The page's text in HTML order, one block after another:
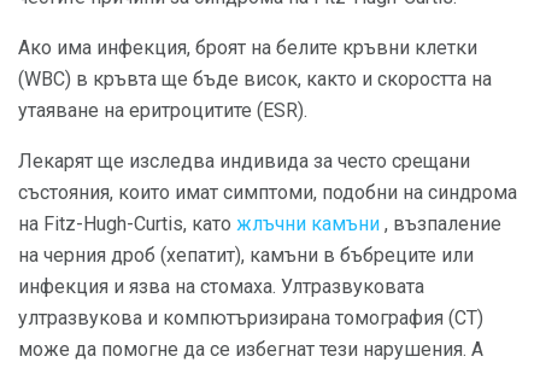
Ако има инфекция, броят на белите кръвни клетки
(WBC) в кръвта ще бъде висок, както и скоростта на
утаяване на еритроцитите (ESR).
Лекарят ще изследва индивида за често срещани
състояния, които имат симптоми, подобни на синдрома
на Fitz-Hugh-Curtis, като жлъчни камъни , възпаление
на черния дроб (хепатит), камъни в бъбреците или
инфекция и язва на стомаха. Ултразвуковата
ултразвукова и компютъризирана томография (СТ)
може да помогне да се избегнат тези нарушения. А